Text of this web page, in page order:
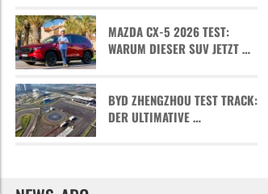
MAZDA CX-5 2026 TEST:
WARUM DIESER SUV JETZT …
BYD ZHENGZHOU TEST TRACK:
DER ULTIMATIVE …